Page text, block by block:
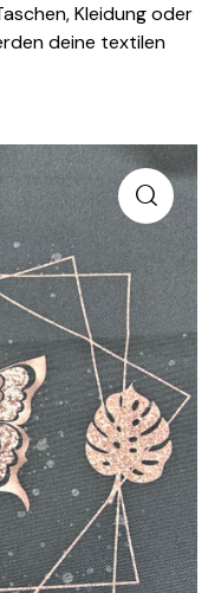
Kleidung oder
deine textilen